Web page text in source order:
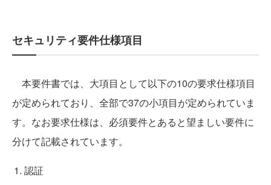
セキュリティ要件仕様項目
本要件書では、大項目として以下の10の要求仕様項目
が定められており、全部で37の小項目が定められていま
す。なお要求仕様は、必須要件とあると望ましい要件に
分けて記載されています。
認証